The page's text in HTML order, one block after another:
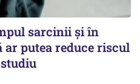
sarcinii și în
putea reduce riscul